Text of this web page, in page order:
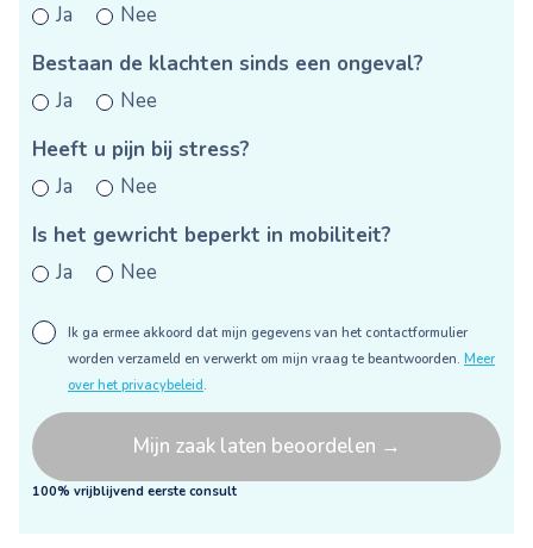
Ja
Nee
Bestaan de klachten sinds een ongeval?
Ja
Nee
Heeft u pijn bij stress?
Ja
Nee
Is het gewricht beperkt in mobiliteit?
Ja
Nee
Ik ga ermee akkoord dat mijn gegevens van het contactformulier
worden verzameld en verwerkt om mijn vraag te beantwoorden. Meer
over het privacybeleid.
100% vrijblijvend eerste consult